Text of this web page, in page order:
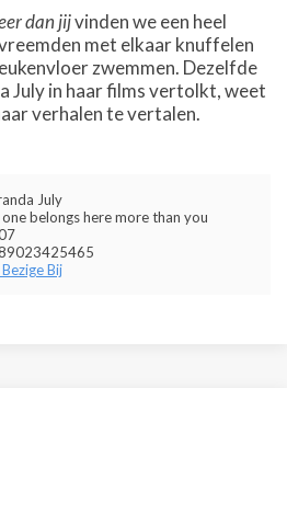
dan jijvinden we een heel
met elkaar knuffelen
zwemmen. Dezelfde
July in haar films vertolkt, weet
verhalen te vertalen.
July
belongs here more than you
Bij